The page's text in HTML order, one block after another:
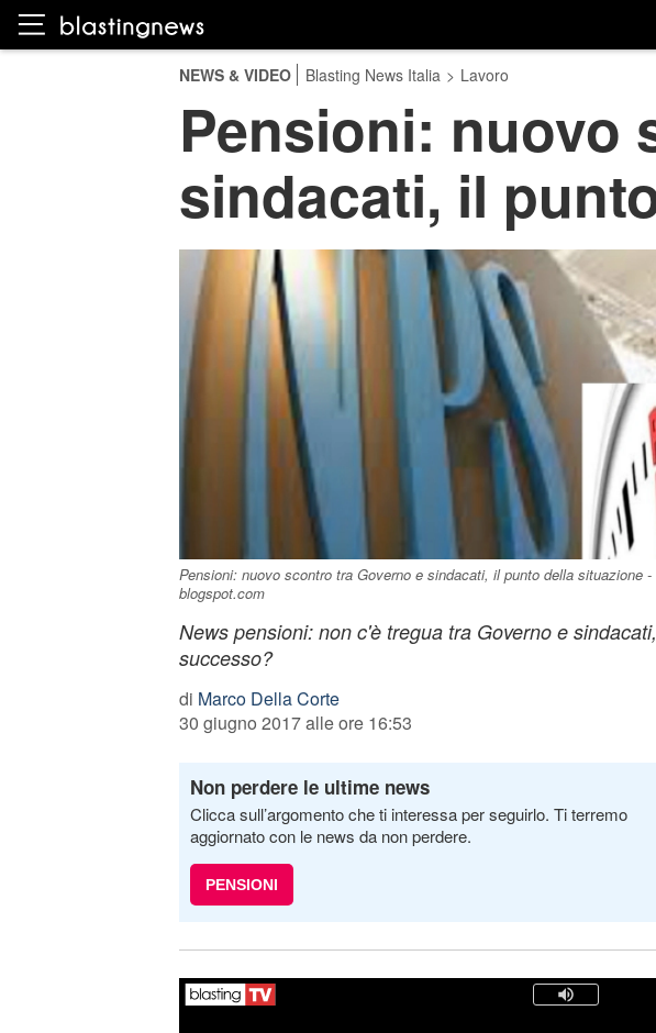
NEWS & VIDEO Blasting News Italia > Lavoro
Pensioni: nuovo
sindacati, il
Pensioni: nuovo scontro tra Governo e sindacati, il punto della situazione -
blogspot.com
News pensioni: non c'è tregua tra Governo e
successo?
di Marco Della Corte
30 giugno 2017 alle ore 16:53
Non perdere le ultime news
Clicca sull’argomento che ti interessa per seguirlo. Ti terremo
aggiornato con le news da non perdere.
PENSIONI